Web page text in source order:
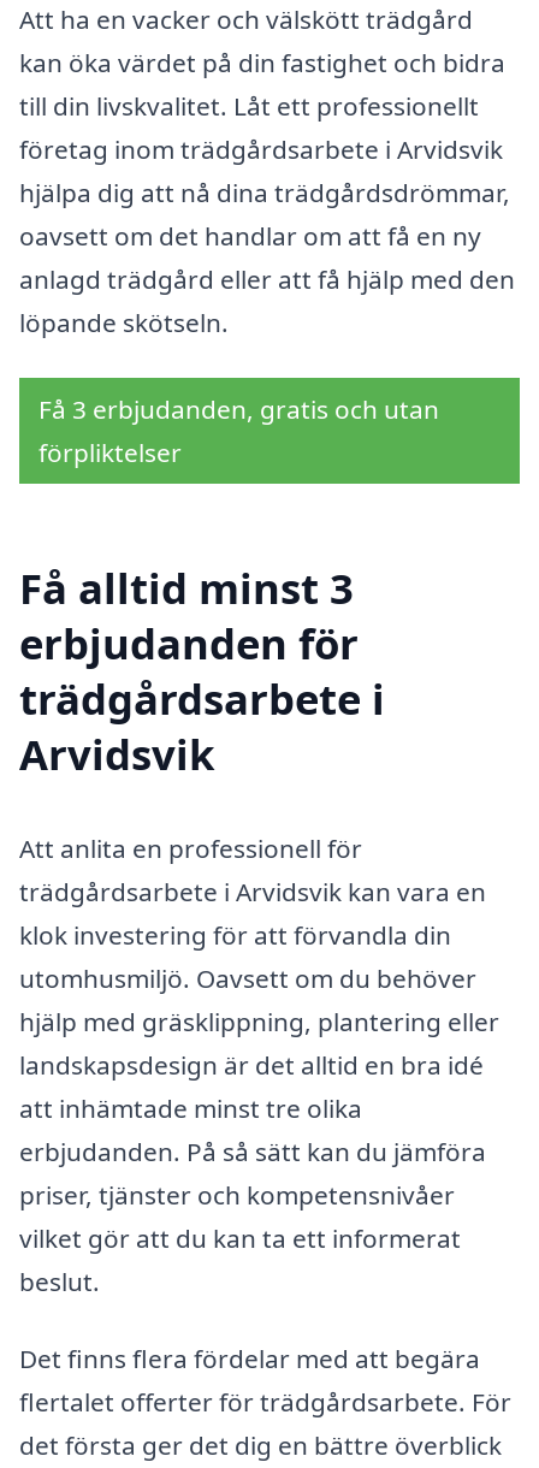
Att ha en vacker och välskött trädgård
kan öka värdet på din fastighet och bidra
till din livskvalitet. Låt ett professionellt
företag inom trädgårdsarbete i Arvidsvik
hjälpa dig att nå dina trädgårdsdrömmar,
oavsett om det handlar om att få en ny
anlagd trädgård eller att få hjälp med den
löpande skötseln.
Få 3 erbjudanden, gratis och utan
förpliktelser
Få alltid minst 3
erbjudanden för
trädgårdsarbete i
Arvidsvik
Att anlita en professionell för
trädgårdsarbete i Arvidsvik kan vara en
klok investering för att förvandla din
utomhusmiljö. Oavsett om du behöver
hjälp med gräsklippning, plantering eller
landskapsdesign är det alltid en bra idé
att inhämtade minst tre olika
erbjudanden. På så sätt kan du jämföra
priser, tjänster och kompetensnivåer
vilket gör att du kan ta ett informerat
beslut.
Det finns flera fördelar med att begära
flertalet offerter för trädgårdsarbete. För
det första ger det dig en bättre överblick